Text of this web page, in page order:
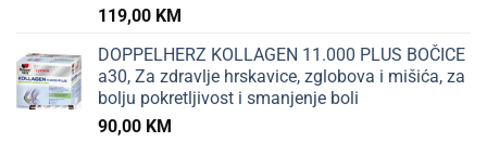
119,00 KM
DOPPELHERZ KOLLAGEN 11.000 PLUS BOČICE
a30, Za zdravlje hrskavice, zglobova i mišića, za
bolju pokretljivost i smanjenje boli
90,00 KM